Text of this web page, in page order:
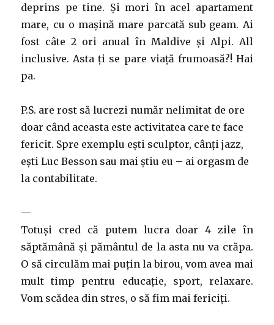
deprins pe tine. Și mori în acel apartament
mare, cu o mașină mare parcată sub geam. Ai
fost câte 2 ori anual în Maldive și Alpi. All
inclusive. Asta ți se pare viață frumoasă?! Hai
pa.
P.S. are rost să lucrezi număr nelimitat de ore
doar când aceasta este activitatea care te face
fericit. Spre exemplu ești sculptor, cânți jazz,
ești Luc Besson sau mai știu eu – ai orgasm de
la contabilitate.
—
Totuși cred că putem lucra doar 4 zile în
săptămână și pământul de la asta nu va crăpa.
O să circulăm mai puțin la birou, vom avea mai
mult timp pentru educație, sport, relaxare.
Vom scădea din stres, o să fim mai fericiți.